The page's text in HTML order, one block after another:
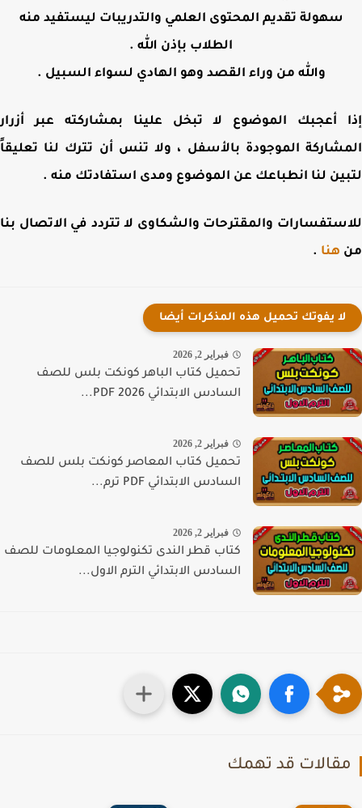
سهولة تقديم المحتوى العلمي والتدريبات ليستفيد منه
الطلاب بإذن الله .
والله من وراء القصد وهو الهادي لسواء السبيل .
أعجبك الموضوع لا تبخل علينا بمشاركته عبر أزرار
الموجودة بالأسفل ، ولا تنس أن تترك لنا تعليقاً
لنا انطباعك عن الموضوع ومدى استفادتك منه .
والمقترحات والشكاوى لا تتردد في الاتصال بنا
هنا.
لا يفوتك تحميل هذه المذكرات أيضا
فبراير 2, 2026
تحميل كتاب الباهر كونكت بلس للصف
السادس الابتدائي PDF 2026...
فبراير 2, 2026
تحميل كتاب المعاصر كونكت بلس للصف
السادس الابتدائي PDF ترم...
فبراير 2, 2026
كتاب قطر الندى تكنولوجيا المعلومات للصف
السادس الابتدائي الترم الاول...
قد تهمك